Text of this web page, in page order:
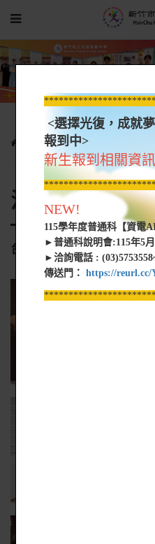
認識光復 活動花絮
活動花絮
台積電慈善基金會-技職
<選擇光復，成就
報到中>
新生報到相關資
NEW!
115學年度普通科【資電
►普通科說明會:115年5
►洽詢電話 :
傳送門： https://reurl.cc/